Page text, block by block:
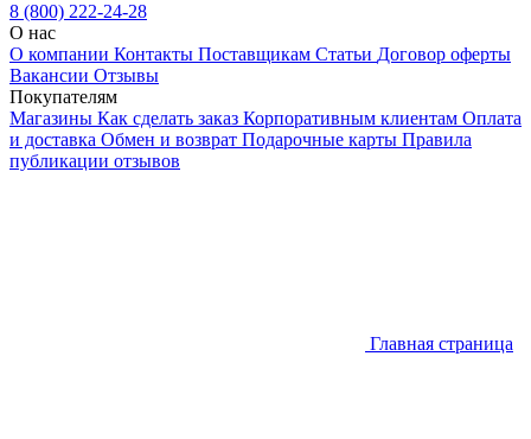
8 (800) 222-24-28
О нас
О компании Контакты Поставщикам Статьи Договор оферты
Вакансии Отзывы
Покупателям
Магазины Как сделать заказ Корпоративным клиентам Оплата
и доставка Обмен и возврат Подарочные карты Правила
публикации отзывов
Главная страница